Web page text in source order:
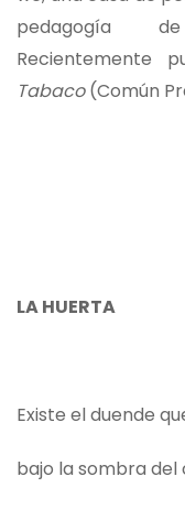
pedagogía
Recientemente
Tabaco(Común
LA HUERTA
Existe el duende
bajo la sombra del